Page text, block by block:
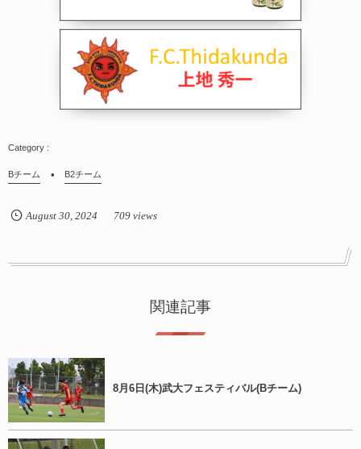
Bチーム B2チーム
August 30, 2024 709 views
関連記事
8月6日(木)武大フェスティバル(Bチーム)